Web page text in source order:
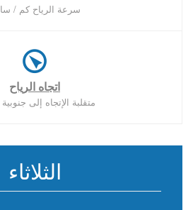
سرعة الرياح كم /
اتجاه الرياح
متقلبة الإتجاه إلى
الثلاثاء